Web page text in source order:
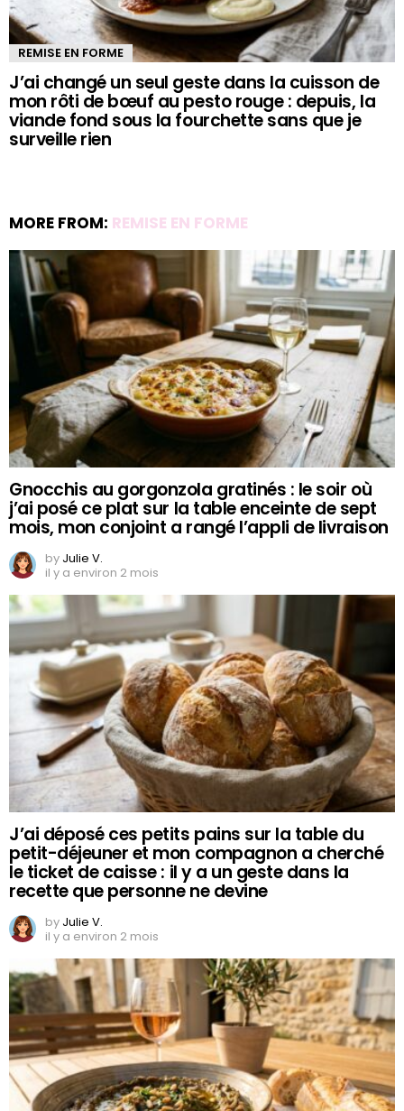
REMISE EN FORME
J’ai changé un seul geste dans la cuisson de
mon rôti de bœuf au pesto rouge : depuis, la
viande fond sous la fourchette sans que je
surveille rien
MORE FROM: REMISE EN FORME
Gnocchis au gorgonzola gratinés : le soir où
j’ai posé ce plat sur la table enceinte de sept
mois, mon conjoint a rangé l’appli de livraison
by Julie V.
il y a environ 2 mois
J’ai déposé ces petits pains sur la table du
petit-déjeuner et mon compagnon a cherché
le ticket de caisse : il y a un geste dans la
recette que personne ne devine
by Julie V.
il y a environ 2 mois